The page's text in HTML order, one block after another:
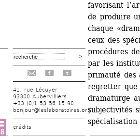
f t
41, rue Lécuyer
93300 Aubervilliers
+33 (0)1 53 56 15 90
bonjour@leslaboratoires.org
crédits
favorisant
de produire
chaque
ceux des
procédures
par les
primauté des
regretter que
dramaturge
subjectivités